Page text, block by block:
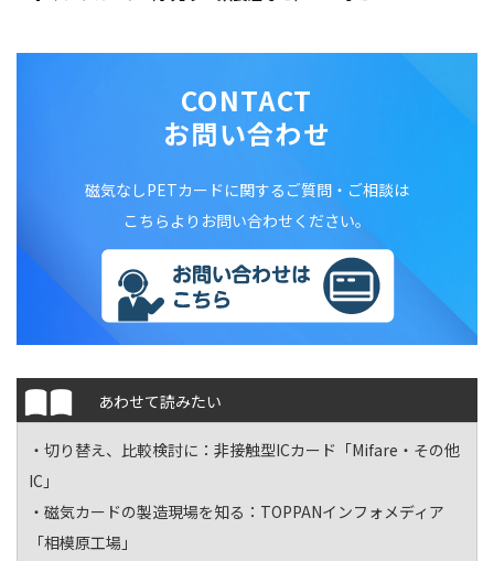
CONTACT
お問い合わせ
磁気なしPETカードに関するご質問・ご相談は
こちらよりお問い合わせください。
あわせて読みたい
・切り替え、比較検討に： 非接触型ICカード「Mifare・その他
IC」
・磁気カードの製造現場を知る：TOPPANインフォメディア
「相模原工場 」